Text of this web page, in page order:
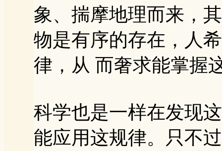
象、揣摩地理而来，
物是有序的存在，人
律，从 而奢求能掌握
科学也是一样在发现
能应用这规律。只不